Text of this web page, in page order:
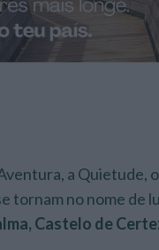
a Quietude,
tornam no nome de
Castelo de